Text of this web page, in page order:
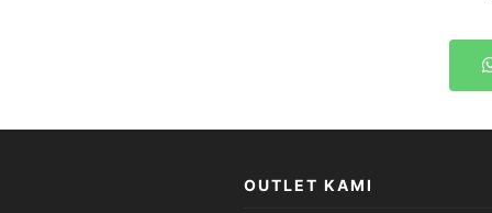
OUTLET KAMI